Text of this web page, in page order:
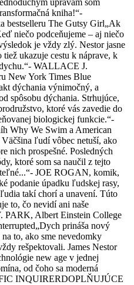
úpravám som
kniha!“-
The Gutsy Girl„Ak
niečo podceňujeme – aj niečo
je vždy zlý. Nestor jasne
ukazuje cestu k náprave, k
WALLACE J.
New York Times Blue
dýchania výnimočný, a
spôsobu dýchania. Strhujúce,
ktoré vás zavedie do
biologickej funkcie.“-
Why We Swim a American
ľudí vôbec netuší, ako
nich prospešné. Posledných
ktoré som sa naučil z tejto
JOE ROGAN, komik,
podanie úpadku ľudskej rasy,
takí chorí a unavení. Túto
to, čo nevidí ani naše
PARK, Albert Einstein College
prináša nový
to, ako sme nevedomky
rešpektovali. James Nestor
new age v jednej
od čoho sa moderná
INQUIRERDOPLŇUJÚCE